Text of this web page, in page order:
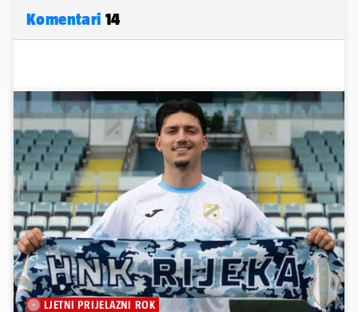
Komentari 14
LJETNI PRIJELAZNI ROK